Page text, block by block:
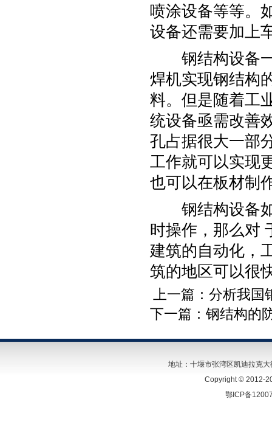
喷涂设备等等。
设备还需要加上
钢结构设备一
焊机实现钢结构
料。但是随着工
统设备亟需改善
孔占据很大一部
工作就可以实现
也可以在板材制
钢结构设备如
时操作，那么对
建筑的自动化，
筑的地区可以很
上一篇： 分析我国
下一篇： 钢结构的
地址：十堰市张湾区凯迪拉克
Copyright © 2012-
鄂ICP备